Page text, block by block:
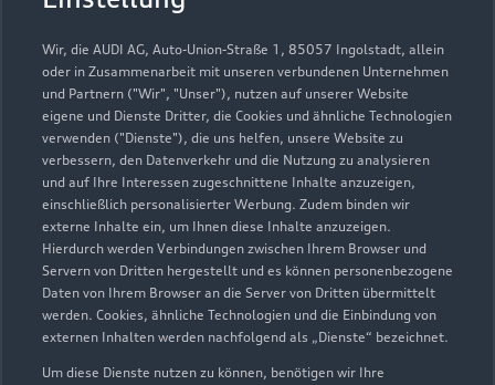
Wir, die AUDI AG, Auto-Union-Straße 1, 85057 Ingolstadt, allein
oder in Zusammenarbeit mit unseren verbundenen Unternehmen
und Partnern ("Wir", "Unser"), nutzen auf unserer Website
eigene und Dienste Dritter, die Cookies und ähnliche Technologien
verwenden ("Dienste"), die uns helfen, unsere Website zu
verbessern, den Datenverkehr und die Nutzung zu analysieren
und auf Ihre Interessen zugeschnittene Inhalte anzuzeigen,
einschließlich personalisierter Werbung. Zudem binden wir
externe Inhalte ein, um Ihnen diese Inhalte anzuzeigen.
Hierdurch werden Verbindungen zwischen Ihrem Browser und
Servern von Dritten hergestellt und es können personenbezogene
Daten von Ihrem Browser an die Server von Dritten übermittelt
werden. Cookies, ähnliche Technologien und die Einbindung von
externen Inhalten werden nachfolgend als „Dienste“ bezeichnet.
Um diese Dienste nutzen zu können, benötigen wir Ihre
86424 Dinkelscherben
08292 1001
service@autohoess.com
Kontaktdaten herunterladen
Öffnungszeiten